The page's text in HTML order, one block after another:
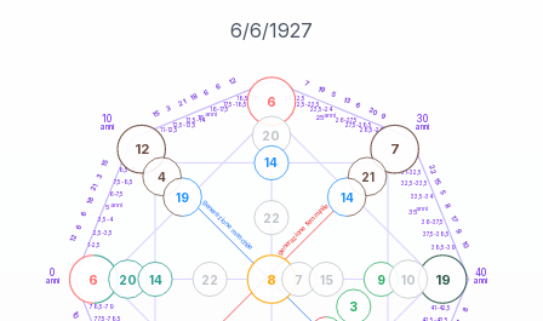
6/6/1927
generazione maschile generazione femminile
0
anni
10
anni
30
anni
40
anni
1-2,5
2,5-3,5
3,5-4
6-7,5
7,5-8,5
8,5-9
11-12,5
12,5-13,5
13,5-14
16-17,5
17,5-18,5
18,5-19
21-22,5
22,5-23,5
23,5-24
26-27,5
27,5-28,5
28,5-29
31-32,5
32,5-33,5
33,5-34
36-37,5
37,5-38,5
38,5-39
41-42,5
77,5-78,5
78,5-79
12
6
6
18
21
3
15
15
3
21
18
6
6
12 7
19 5
13
6
20
9
22
15
5
8
17
9
10
8
10
6
6
19
8
12 7
3
9
20
20
10
14
14
7 15
22
22
4
19
21
14
5anni
15 anni 25anni
35anni